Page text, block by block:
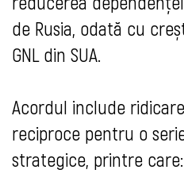
de Rusia, odată cu
GNL din SUA.
Acordul include
reciproce pentru o
strategice, printre care: